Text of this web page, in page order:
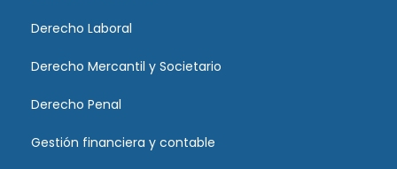
Derecho Laboral
Derecho Mercantil y Societario
Derecho Penal
Gestión financiera y contable